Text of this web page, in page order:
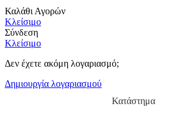
Καλάθι Αγορών
Κλείσιμο
Σύνδεση
Κλείσιμο
Δεν έχετε ακόμη λογαριασμό;
Δημιουργία λογαριασμού
Κατάστημα